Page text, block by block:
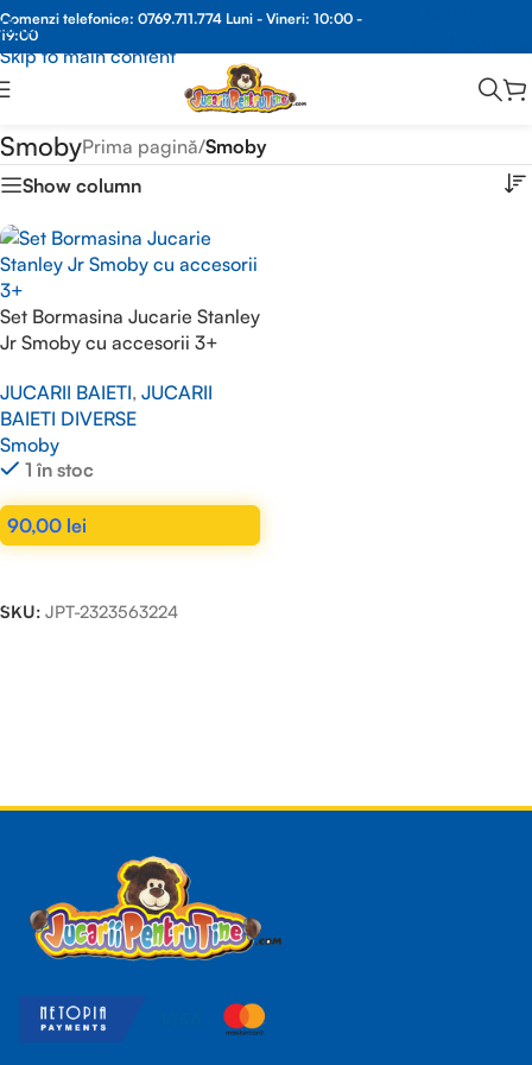
Skip to navigation
Skip to main content
Comenzi telefonice: 0769.711.774 Luni - Vineri: 10:00 -
19:00
SmobyPrima pagină/Smoby
Show column
Set Bormasina Jucarie Stanley
Jr Smoby cu accesorii 3+
JUCARII BAIETI, JUCARII
BAIETI DIVERSE
Smoby
1 în stoc
90,00 lei
SKU: JPT-2323563224